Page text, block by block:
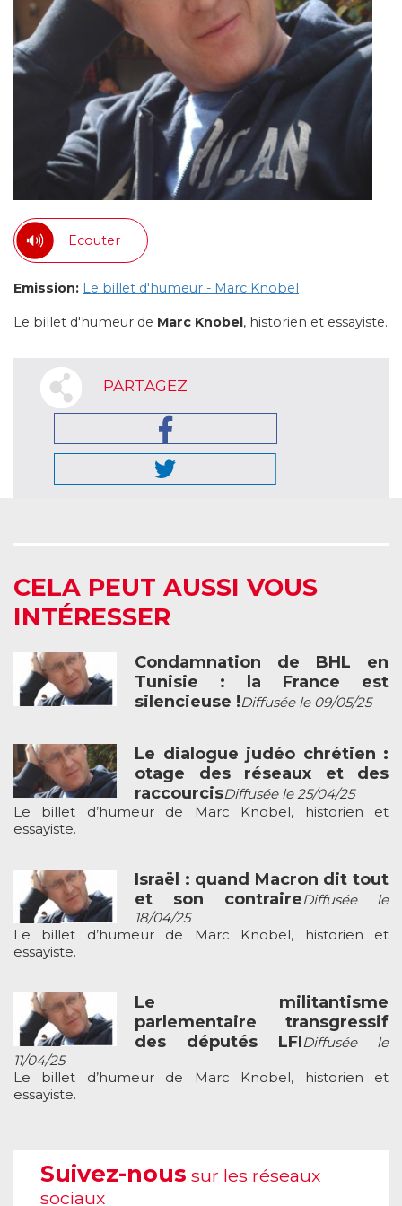
Ecouter
Emission: Le billet d'humeur - Marc Knobel
Le billet d'humeur de Marc Knobel, historien et essayiste.
PARTAGEZ
CELA PEUT AUSSI VOUS
INTÉRESSER
Condamnation de BHL en
Tunisie : la France est
silencieuse !Diffusée le 09/05/25
Le dialogue judéo chrétien :
otage des réseaux et des
raccourcisDiffusée le 25/04/25
Le billet d’humeur de Marc Knobel, historien et
essayiste.
Israël : quand Macron dit tout
et son contraireDiffusée le
18/04/25
Le billet d’humeur de Marc Knobel, historien et
essayiste.
Le militantisme
parlementaire transgressif
des députés LFIDiffusée le
11/04/25
Le billet d’humeur de Marc Knobel, historien et
essayiste.
Suivez-nous sur les réseaux
sociaux